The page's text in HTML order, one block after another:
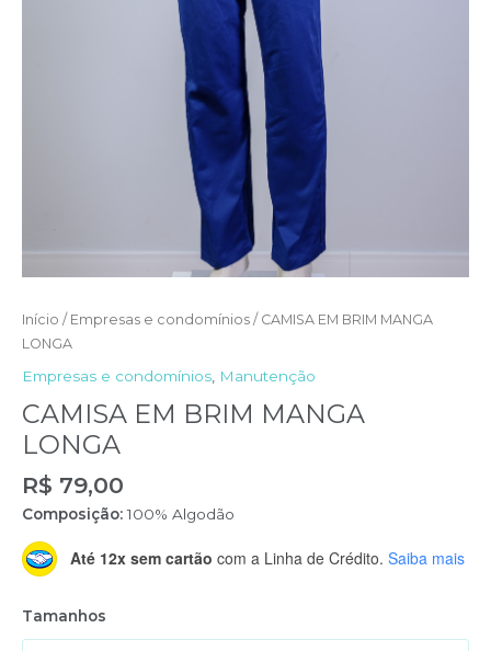
Início / Empresas e condomínios / CAMISA EM BRIM MANGA
LONGA
Empresas e condomínios, Manutenção
CAMISA EM BRIM MANGA
LONGA
R$ 79,00
Composição:100% Algodão
Até 12x sem cartão com a Linha de Crédito. Saiba mais
Tamanhos